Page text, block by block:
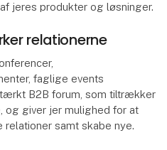
jeres produkter og løsninger.
relationerne
faglige events
B2B forum, som tiltrækker
og giver jer mulighed for at
samt skabe nye.